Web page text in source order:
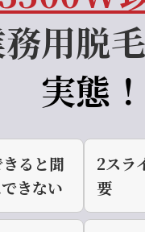
用脱
実態！
ると聞
きない
2スラ
要